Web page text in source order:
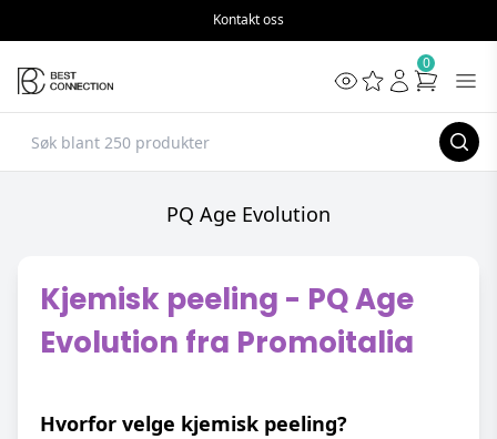
Kontakt oss
0
PQ Age Evolution
Kjemisk peeling - PQ Age
Evolution fra Promoitalia
Hvorfor velge kjemisk peeling?